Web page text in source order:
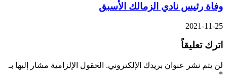
وفاة رئيس نادي الزمالك الأسبق
2021-11-25
اترك تعليقاً
لن يتم نشر عنوان بريدك الإلكتروني. الحقول الإلزامية مشار إليها بـ
*